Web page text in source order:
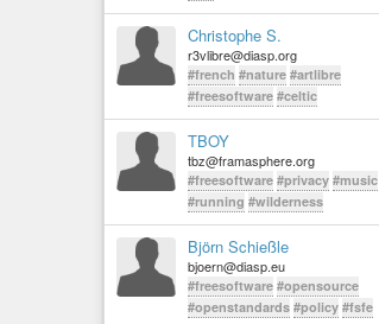
Christophe S.
r3vlibre@diasp.org
#french #nature #artlibre
#freesoftware #celtic
TBOY
tbz@framasphere.org
#freesoftware #privacy #music
#running #wilderness
Björn Schießle
bjoern@diasp.eu
#freesoftware #opensource
#openstandards #policy #fsfe